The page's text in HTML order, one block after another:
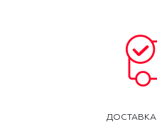
ДОСТАВКА